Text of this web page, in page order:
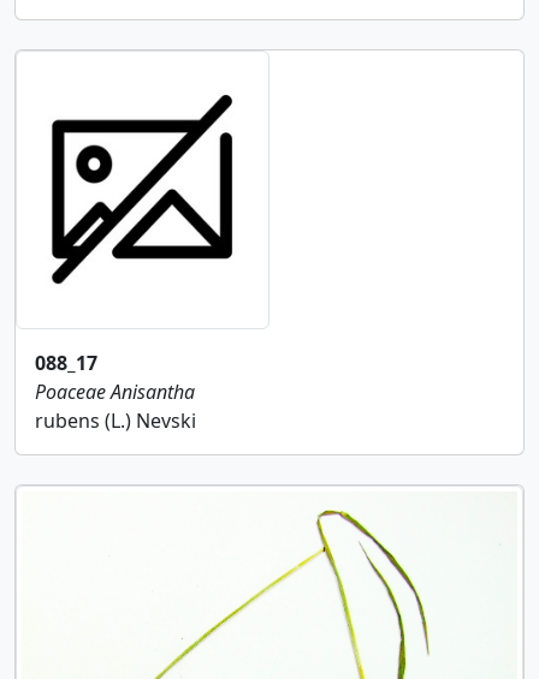
088_17
PoaceaeAnisantha
rubens (L.) Nevski